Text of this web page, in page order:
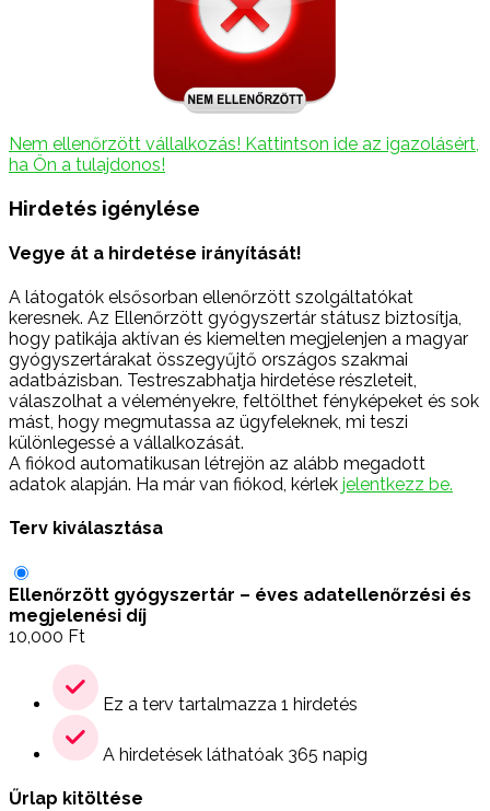
Nem ellenőrzött vállalkozás! Kattintson ide az igazolásért,
ha Ön a tulajdonos!
Hirdetés igénylése
Vegye át a hirdetése irányítását!
A látogatók elsősorban ellenőrzött szolgáltatókat
keresnek. Az Ellenőrzött gyógyszertár státusz biztosítja,
hogy patikája aktívan és kiemelten megjelenjen a magyar
gyógyszertárakat összegyűjtő országos szakmai
adatbázisban. Testreszabhatja hirdetése részleteit,
válaszolhat a véleményekre, feltölthet fényképeket és sok
mást, hogy megmutassa az ügyfeleknek, mi teszi
különlegessé a vállalkozását.
A fiókod automatikusan létrejön az alább megadott
adatok alapján. Ha már van fiókod, kérlek jelentkezz be.
Terv kiválasztása
Ellenőrzött gyógyszertár – éves adatellenőrzési és
megjelenési díj
10,000 Ft
Ez a terv tartalmazza 1 hirdetés
A hirdetések láthatóak 365 napig
Űrlap kitöltése